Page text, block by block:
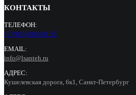
КОНТАКТЫ
ТЕЛЕФОН:
+7 (965) 000 90 55
EMAIL:
info@lsanteh.ru
АДРЕС:
Кушелевская дорога, 6к1, Санкт-Петербург